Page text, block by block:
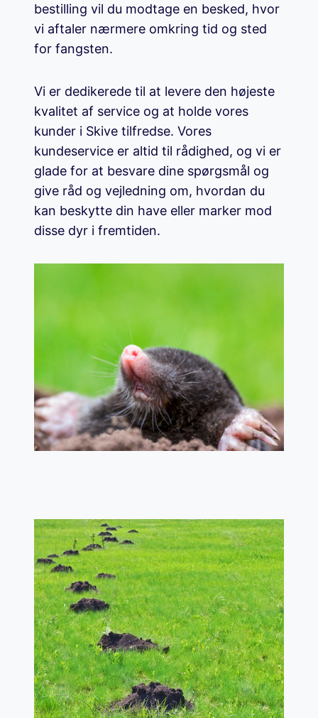
bestilling vil du modtage en besked, hvor
vi aftaler nærmere omkring tid og sted
for fangsten.
Vi er dedikerede til at levere den højeste
kvalitet af service og at holde vores
kunder i Skive tilfredse. Vores
kundeservice er altid til rådighed, og vi er
glade for at besvare dine spørgsmål og
give råd og vejledning om, hvordan du
kan beskytte din have eller marker mod
disse dyr i fremtiden.